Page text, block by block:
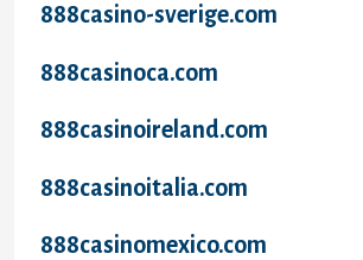
888casino-sverige.com
888casinoca.com
888casinoireland.com
888casinoitalia.com
888casinomexico.com